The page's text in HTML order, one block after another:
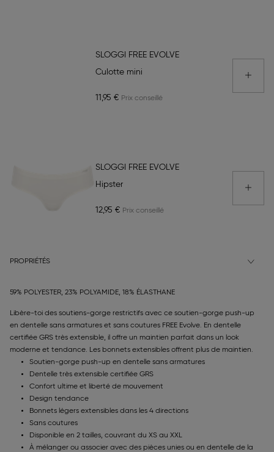
SLOGGI FREE EVOLVE
Culotte mini
11,95 €
SLOGGI FREE EVOLVE
Hipster
12,95 €
PROPRIÉTÉS
59% POLYESTER, 23% POLYAMIDE, 18% ÉLASTHANE
Libère-toi des soutiens-gorge restrictifs avec ce soutien-gorge push-up
en dentelle sans armatures et sans coutures FREE Evolve. En dentelle
certifiée GRS très extensible, il offre un maintien parfait dans un look
moderne et tendance. Les bonnets extensibles offrent plus de maintien.
Soutien-gorge push-up en dentelle sans armatures
Dentelle très extensible certifiée GRS
Confort ultime et liberté de mouvement
Design tendance
Bonnets légers extensibles dans les 4 directions
Sans coutures
Disponible en 2 tailles, couvrant du XS au XXL
À mélanger ou associer avec des pièces unies ou en dentelle de la